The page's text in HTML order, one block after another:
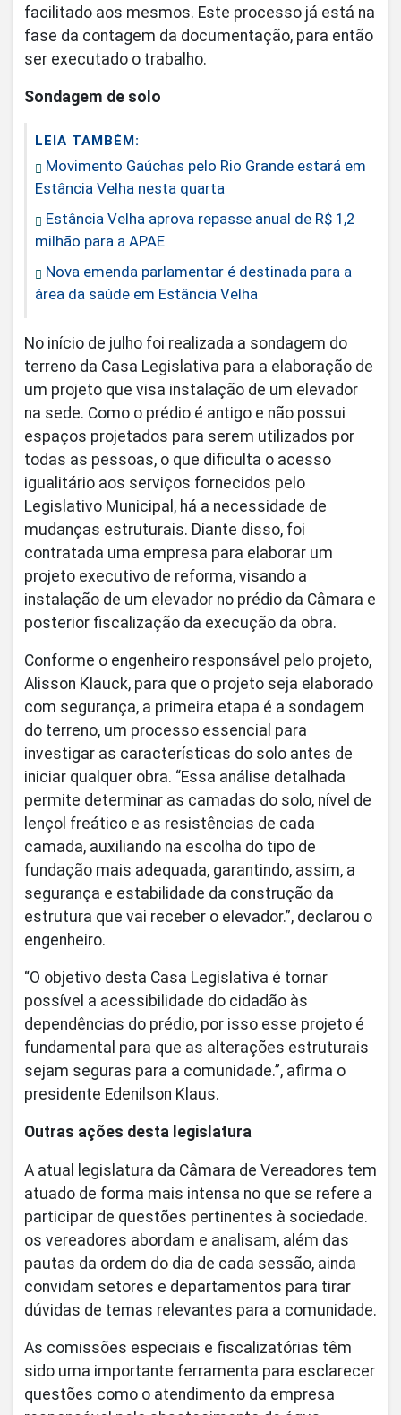
facilitado aos mesmos. Este processo já está na
fase da contagem da documentação, para então
ser executado o trabalho.
Sondagem de solo
LEIA TAMBÉM:
Movimento Gaúchas pelo Rio Grande estará em
Estância Velha nesta quarta
Estância Velha aprova repasse anual de R$ 1,2
milhão para a APAE
Nova emenda parlamentar é destinada para a
área da saúde em Estância Velha
No início de julho foi realizada a sondagem do
terreno da Casa Legislativa para a elaboração de
um projeto que visa instalação de um elevador
na sede. Como o prédio é antigo e não possui
espaços projetados para serem utilizados por
todas as pessoas, o que dificulta o acesso
igualitário aos serviços fornecidos pelo
Legislativo Municipal, há a necessidade de
mudanças estruturais. Diante disso, foi
contratada uma empresa para elaborar um
projeto executivo de reforma, visando a
instalação de um elevador no prédio da Câmara e
posterior fiscalização da execução da obra.
Conforme o engenheiro responsável pelo projeto,
Alisson Klauck, para que o projeto seja elaborado
com segurança, a primeira etapa é a sondagem
do terreno, um processo essencial para
investigar as características do solo antes de
iniciar qualquer obra. “Essa análise detalhada
permite determinar as camadas do solo, nível de
lençol freático e as resistências de cada
camada, auxiliando na escolha do tipo de
fundação mais adequada, garantindo, assim, a
segurança e estabilidade da construção da
estrutura que vai receber o elevador.”, declarou o
engenheiro.
“O objetivo desta Casa Legislativa é tornar
possível a acessibilidade do cidadão às
dependências do prédio, por isso esse projeto é
fundamental para que as alterações estruturais
sejam seguras para a comunidade.”, afirma o
presidente Edenilson Klaus.
Outras ações desta legislatura
A atual legislatura da Câmara de Vereadores tem
atuado de forma mais intensa no que se refere a
participar de questões pertinentes à sociedade.
os vereadores abordam e analisam, além das
pautas da ordem do dia de cada sessão, ainda
convidam setores e departamentos para tirar
dúvidas de temas relevantes para a comunidade.
As comissões especiais e fiscalizatórias têm
sido uma importante ferramenta para esclarecer
questões como o atendimento da empresa